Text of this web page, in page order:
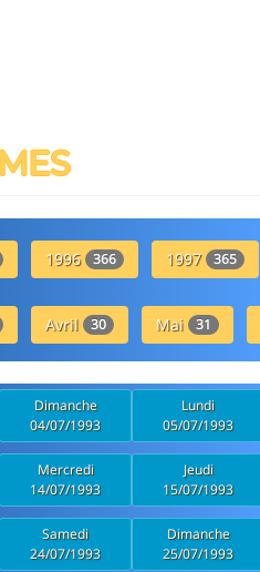
1996 366 1997 365
Avril 30 Mai 31
Dimanche
04/07/1993
Lundi
05/07/1993
Mercredi
14/07/1993
Jeudi
15/07/1993
Samedi
24/07/1993
Dimanche
25/07/1993